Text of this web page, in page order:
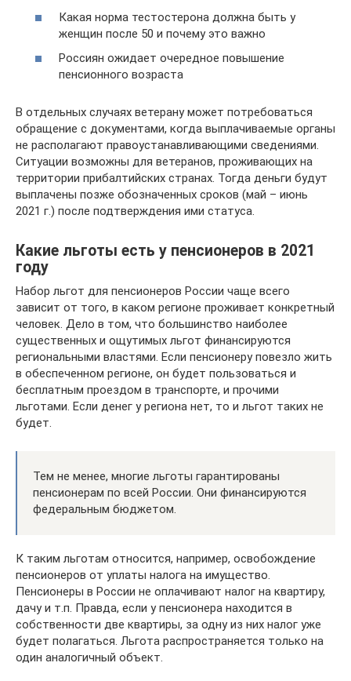
Какая норма тестостерона должна быть у
женщин после 50 и почему это важно
Россиян ожидает очередное повышение
пенсионного возраста
В отдельных случаях ветерану может потребоваться
обращение с документами, когда выплачиваемые органы
не располагают правоустанавливающими сведениями.
Ситуации возможны для ветеранов, проживающих на
территории прибалтийских странах. Тогда деньги будут
выплачены позже обозначенных сроков (май – июнь
2021 г.) после подтверждения ими статуса.
Какие льготы есть у пенсионеров в 2021
году
Набор льгот для пенсионеров России чаще всего
зависит от того, в каком регионе проживает конкретный
человек. Дело в том, что большинство наиболее
существенных и ощутимых льгот финансируются
региональными властями. Если пенсионеру повезло жить
в обеспеченном регионе, он будет пользоваться и
бесплатным проездом в транспорте, и прочими
льготами. Если денег у региона нет, то и льгот таких не
будет.
Тем не менее, многие льготы гарантированы
пенсионерам по всей России. Они финансируются
федеральным бюджетом.
К таким льготам относится, например, освобождение
пенсионеров от уплаты налога на имущество.
Пенсионеры в России не оплачивают налог на квартиру,
дачу и т.п. Правда, если у пенсионера находится в
собственности две квартиры, за одну из них налог уже
будет полагаться. Льгота распространяется только на
один аналогичный объект.